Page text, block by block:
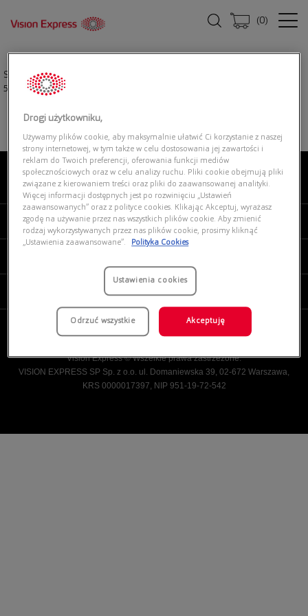
(0)
Strona główna|
5620
O NAS
MOJE VISION EXPRESS
Vision Express © Wszelkie prawa zastrzeżone.
VISION EXPRESS SP Sp. z o.o. ul. Domaniewska 39, 02-672 Warszawa,
KRS 0000017397, NIP 951-19-72-542
Drogi użytkowniku,
Używamy plików cookie, aby maksymalnie ułatwić Ci korzystanie z naszej
strony internetowej, w tym także w celu dostosowania jej zawartości i
reklam do Twoich preferencji, oferowania funkcji mediów
społecznościowych oraz w celu analizy ruchu. Pliki cookie obejmują pliki
związane z kierowaniem treści oraz pliki do zaawansowanej analityki.
Więcej informacji dostępnych jest po rozwinięciu „Ustawień
zaawansowanych” oraz z polityce cookies. Klikając Akceptuj, wyrażasz
zgodę na używanie przez nas wszystkich plików cookie. Aby zmienić
rodzaj wykorzystywanych przez nas plików cookie, prosimy kliknąć
„Ustawienia zaawansowane”.
Polityka Cookies
Ustawienia cookies
Odrzuć wszystkie Akceptuję